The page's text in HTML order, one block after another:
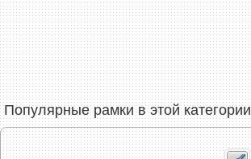
Популярные рамки в этой категории